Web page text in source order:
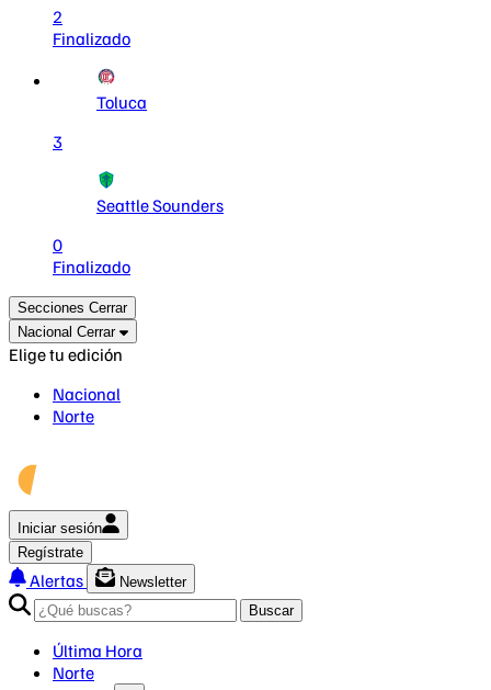
2
Finalizado
Toluca
3
Seattle Sounders
0
Finalizado
Secciones Cerrar
Nacional Cerrar
Elige tu edición
Nacional
Norte
Iniciar sesión
Regístrate
Alertas
Newsletter
Buscar
Última Hora
Norte